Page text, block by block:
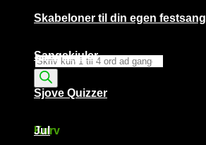
Products
search
Kurv
Skabeloner til din egen festsang
Sangskjuler
Sjove Quizzer
Jul